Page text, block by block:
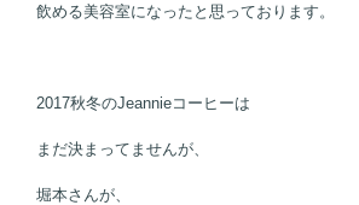
飲める美容室になったと思っております。
2017秋冬のJeannieコーヒーは
まだ決まってませんが、
堀本さんが、